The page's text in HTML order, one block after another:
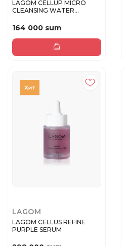
LAGOM CELLUP MICRO
CLEANSING WATER
164 000 sum
LAGOM
LAGOM CELLUS REFINE
PURPLE SERUM